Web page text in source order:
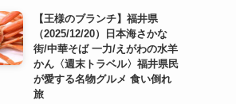
【王様のブランチ】福井県
（2025/12/20）日本海さかな
街/中華そば 一力/えがわの水羊
かん〈週末トラベル〉福井県民
が愛する名物グルメ 食い倒れ
旅